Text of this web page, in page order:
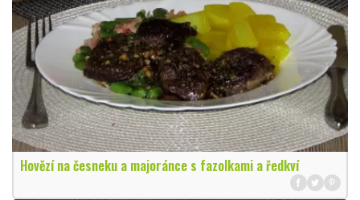
Hovězí na česneku a majoránce s fazolkami a ředkví